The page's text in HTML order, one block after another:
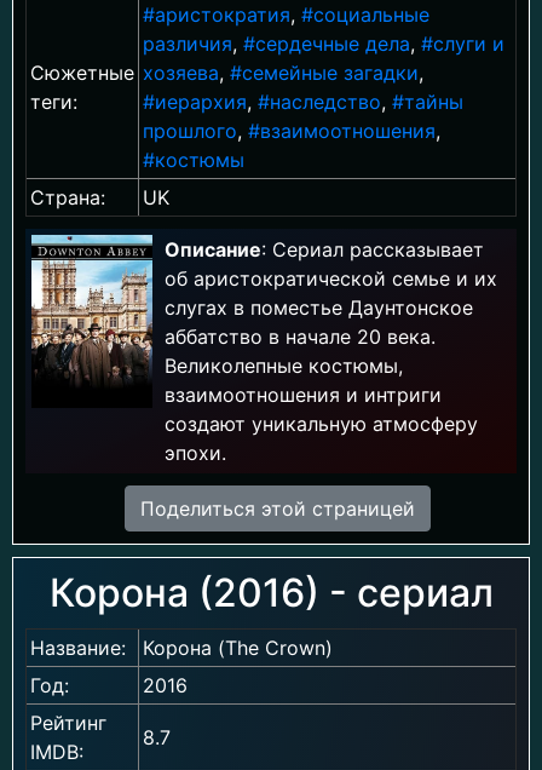
Сюжетные
теги:
#аристократия, #социальные
различия, #сердечные дела, #слуги и
хозяева, #семейные загадки,
#иерархия, #наследство, #тайны
прошлого, #взаимоотношения,
#костюмы
Страна:
UK
Описание: Сериал рассказывает
об аристократической семье и их
слугах в поместье Даунтонское
аббатство в начале 20 века.
Великолепные костюмы,
взаимоотношения и интриги
создают уникальную атмосферу
эпохи.
Поделиться этой страницей
Корона (2016) - сериал
Название:
Корона (The Crown)
Год:
2016
Рейтинг
IMDB:
8.7